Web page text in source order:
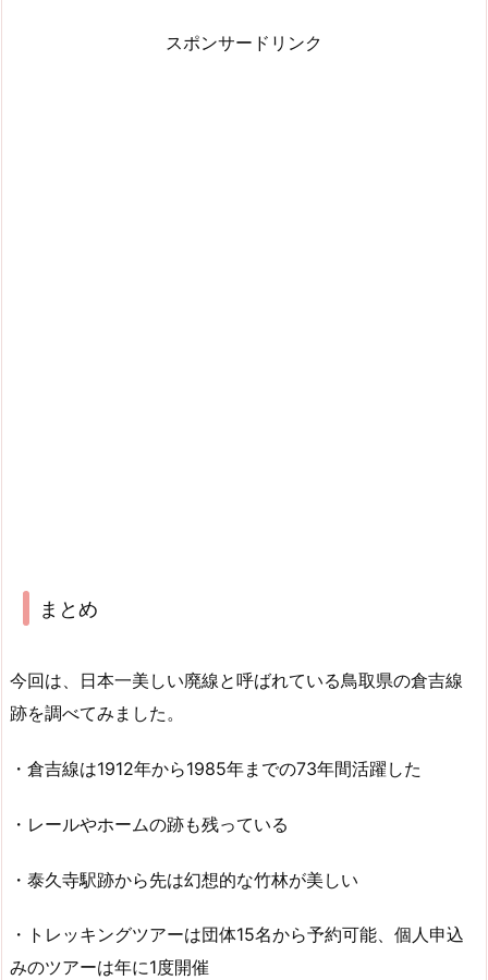
スポンサードリンク
まとめ
今回は、日本一美しい廃線と呼ばれている鳥取県の倉吉線
跡を調べてみました。
・倉吉線は1912年から1985年までの73年間活躍した
・レールやホームの跡も残っている
・泰久寺駅跡から先は幻想的な竹林が美しい
・トレッキングツアーは団体15名から予約可能、個人申込
みのツアーは年に1度開催